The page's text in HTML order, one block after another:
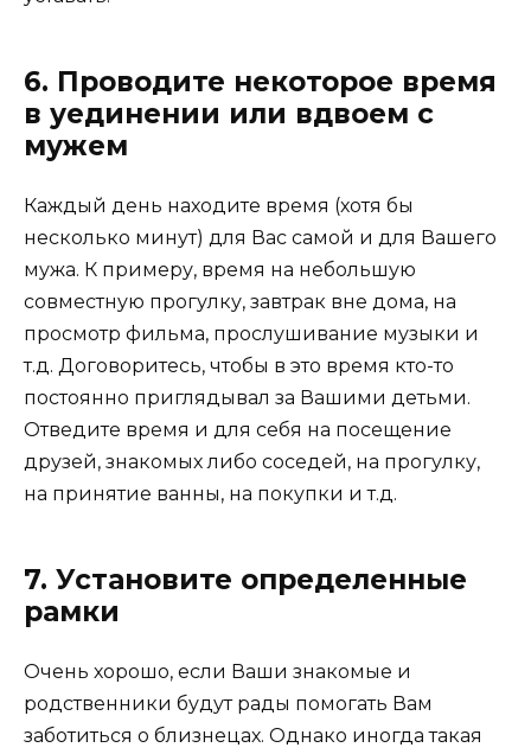
6. Проводите некоторое время
в уединении или вдвоем с
мужем
Каждый день находите время (хотя бы
несколько минут) для Вас самой и для Вашего
мужа. К примеру, время на небольшую
совместную прогулку, завтрак вне дома, на
просмотр фильма, прослушивание музыки и
т.д. Договоритесь, чтобы в это время кто-то
постоянно приглядывал за Вашими детьми.
Отведите время и для себя на посещение
друзей, знакомых либо соседей, на прогулку,
на принятие ванны, на покупки и т.д.
7. Установите определенные
рамки
Очень хорошо, если Ваши знакомые и
родственники будут рады помогать Вам
заботиться о близнецах. Однако иногда такая